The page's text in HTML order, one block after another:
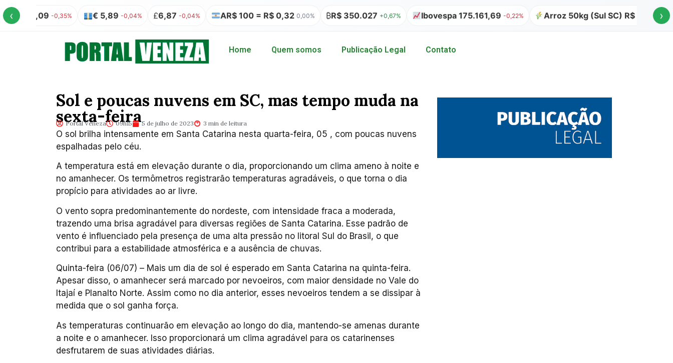
‹
5,09 -0,35% € 5,89 -0,04% £6,87 -0,04% AR$ 100 = R$ 0,32 0,00% ₿R$ 350.027 +0,67% Ibovespa 175.161,69 -0,22% Arroz 50kg (Sul SC) R$ 64,00 ›
Home Quem somos Publicação Legal Contato
Sol e poucas nuvens em SC, mas tempo muda na
sexta-feira
Portal Veneza 09h15 5 de julho de 2023 3 min de leitura
O sol brilha intensamente em Santa Catarina nesta quarta-feira, 05 , com poucas nuvens
espalhadas pelo céu.
A temperatura está em elevação durante o dia, proporcionando um clima ameno à noite e
no amanhecer. Os termômetros registrarão temperaturas agradáveis, o que torna o dia
propício para atividades ao ar livre.
O vento sopra predominantemente do nordeste, com intensidade fraca a moderada,
trazendo uma brisa agradável para diversas regiões de Santa Catarina. Esse padrão de
vento é influenciado pela presença de uma alta pressão no litoral Sul do Brasil, o que
contribui para a estabilidade atmosférica e a ausência de chuvas.
Quinta-feira (06/07) – Mais um dia de sol é esperado em Santa Catarina na quinta-feira.
Apesar disso, o amanhecer será marcado por nevoeiros, com maior densidade no Vale do
Itajaí e Planalto Norte. Assim como no dia anterior, esses nevoeiros tendem a se dissipar à
medida que o sol ganha força.
As temperaturas continuarão em elevação ao longo do dia, mantendo-se amenas durante
a noite e o amanhecer. Isso proporcionará um clima agradável para os catarinenses
desfrutarem de suas atividades diárias.